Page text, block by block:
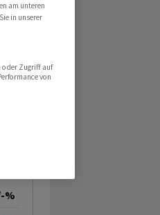
%
am unteren
in unserer
oder Zugriff auf
von